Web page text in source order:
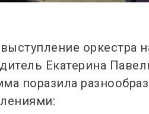
оркестра
Екатерина
поразила